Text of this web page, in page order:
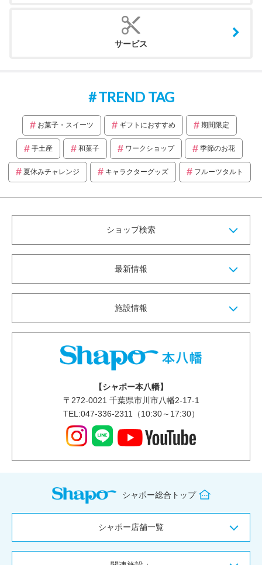
サービス
TREND TAG
お菓子・スイーツ ギフトにおすすめ 期間限定
手土産 和菓子 ワークショップ 季節のお花
夏休みチャレンジ キャラクターグッズ フルーツタルト
ショップ検索
最新情報
施設情報
【シャポー本八幡】
〒 272-0021 千葉県市川市八幡2-17-1
TEL:047-336-2311（10:30～17:30）
シャポー総合トップ
シャポー店舗一覧